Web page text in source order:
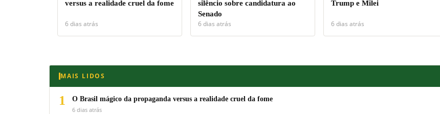
versus a realidade cruel da fome
6 dias atrás
silêncio sobre candidatura ao
Senado
6 dias atrás
Trump e Milei
6 dias atrás
MAIS LIDOS
1
O Brasil mágico da propaganda versus a realidade cruel da fome
6 dias atrás